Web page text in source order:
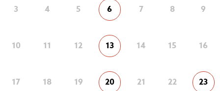
3 4 5 6 7 8 9
10 11 12 13 14 15 16
17 18 19 20 21 22 23